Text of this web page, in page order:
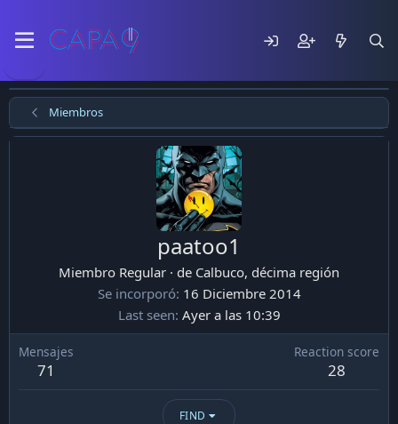
Miembros
paatoo1
Miembro Regular · de Calbuco, décima región
Se incorporó 16 Diciembre 2014
Last seen Ayer a las 10:39
Mensajes
71
Reaction score
28
FIND